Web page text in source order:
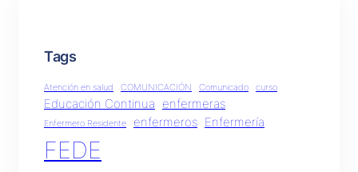
Tags
Atención en salud COMUNICACIÓN Comunicado curso
Educación Continua enfermeras
Enfermero Residente enfermeros Enfermería
FEDE